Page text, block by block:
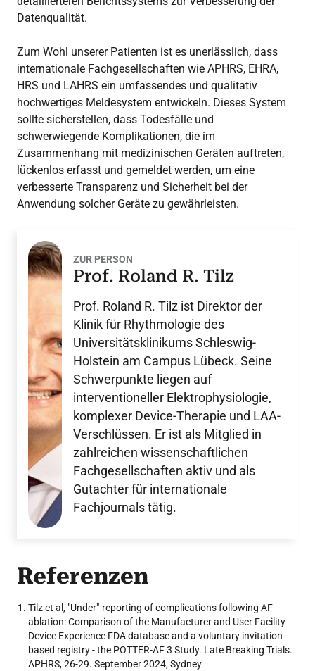
Datenqualität.
Zum Wohl unserer Patienten ist es unerlässlich, dass
internationale Fachgesellschaften wie APHRS, EHRA,
HRS und LAHRS ein umfassendes und qualitativ
hochwertiges Meldesystem entwickeln. Dieses System
sollte sicherstellen, dass Todesfälle und
schwerwiegende Komplikationen, die im
Zusammenhang mit medizinischen Geräten auftreten,
lückenlos erfasst und gemeldet werden, um eine
verbesserte Transparenz und Sicherheit bei der
Anwendung solcher Geräte zu gewährleisten.
ZUR PERSON
Prof. Roland R. Tilz
Prof. Roland R. Tilz ist Direktor der
Klinik für Rhythmologie des
Universitätsklinikums Schleswig-
Holstein am Campus Lübeck. Seine
Schwerpunkte liegen auf
interventioneller Elektrophysiologie,
komplexer Device-Therapie und LAA-
Verschlüssen. Er ist als Mitglied in
zahlreichen wissenschaftlichen
Fachgesellschaften aktiv und als
Gutachter für internationale
Fachjournals tätig.
Referenzen
Tilz et al, "Under"-reporting of complications following AF
ablation: Comparison of the Manufacturer and User Facility
Device Experience FDA database and a voluntary invitation-
based registry - the POTTER-AF 3 Study. Late Breaking Trials.
APHRS, 26-29. September 2024, Sydney